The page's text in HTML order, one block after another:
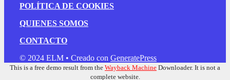
POLÍTICA DE COOKIES
QUIENES SOMOS
CONTACTO
© 2024 ELM • Creado con GeneratePress
This is a free demo result from the Wayback Machine Downloader. It is not a
complete website.